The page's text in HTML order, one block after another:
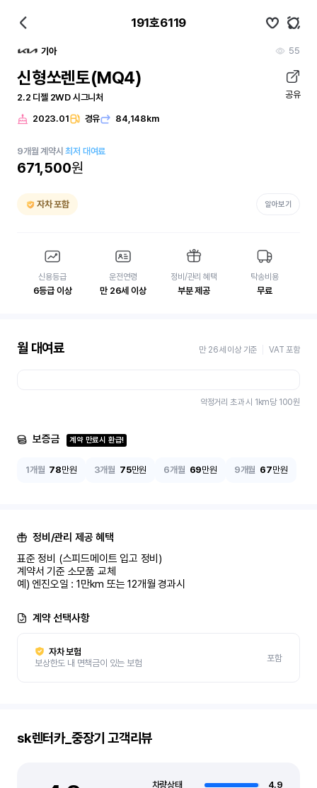
191호6119
기아 55
신형쏘렌토(MQ4)
2.2 디젤 2WD 시그니처 공유
2023.01 경유 84,148km
9개월 계약시최저 대여료
671,500원
자차 포함 알아보기
신용등급
6등급 이상
운전연령
만 26세 이상
정비/관리 혜택
부분 제공
탁송비용
무료
월 대여료 만 26세 이상 기준 VAT 포함
약정거리 초과 시 1km당 100원
보증금 계약 만료시 환급!
1개월 78만원 3개월 75만원 6개월 69만원 9개월 67만원
정비/관리 제공 혜택
표준 정비 (스피드메이트 입고 정비)
계약서 기준 소모품 교체
예) 엔진오일 : 1만km 또는 12개월 경과시
계약 선택사항
자차 보험
보상한도 내 면책금이 있는 보험
포함
sk렌터카_중장기 고객리뷰
차량상태
4.9